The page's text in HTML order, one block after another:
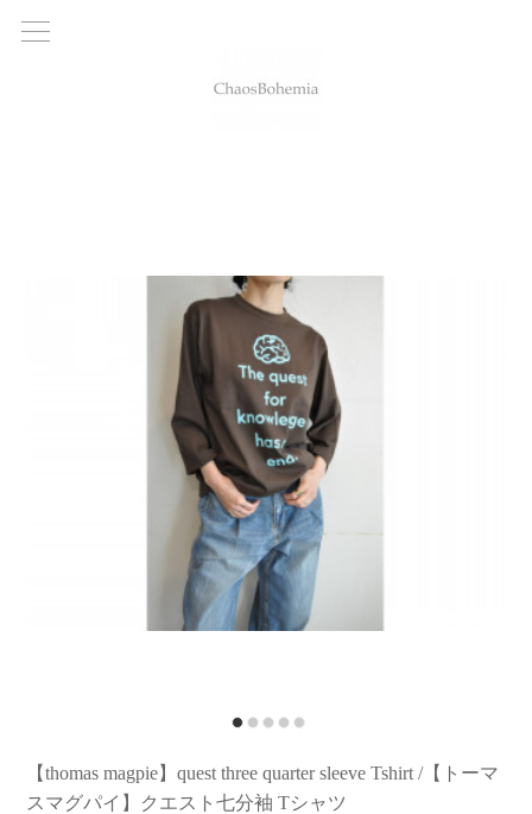
【thomas magpie】quest three quarter sleeve Tshirt /【トーマ
スマグパイ】クエスト七分袖 Tシャツ